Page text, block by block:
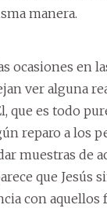
manera.
ocasiones en
ver alguna
que es todo
reparo a los
muestras de
que Jesús
con aquellos